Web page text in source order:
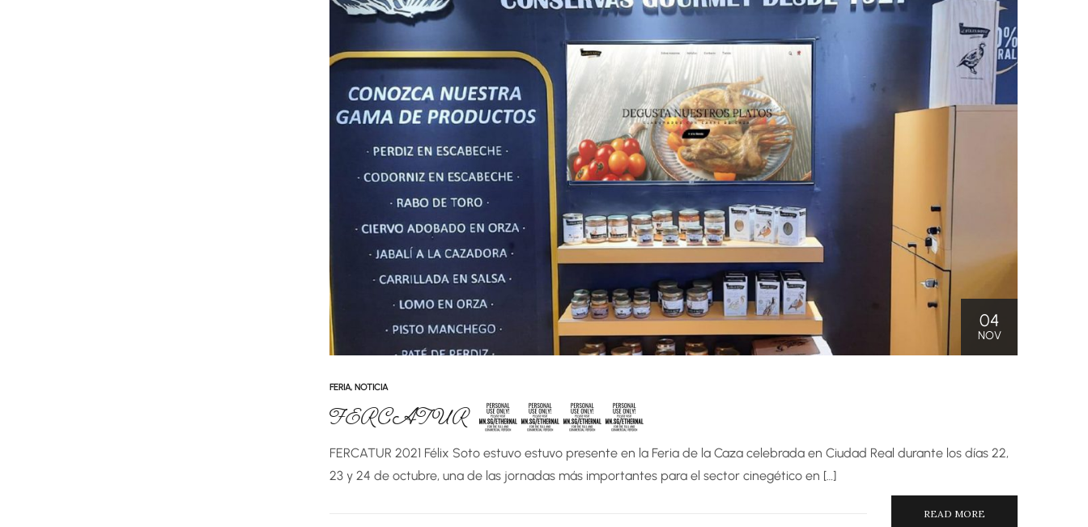
04
NOV
FERIA, NOTICIA
FERCATUR 2021
FERCATUR 2021 Félix Soto estuvo estuvo presente en la Feria de la Caza celebrada en Ciudad Real durante los días 22,
23 y 24 de octubre, una de las jornadas más importantes para el sector cinegético en […]
READ MORE